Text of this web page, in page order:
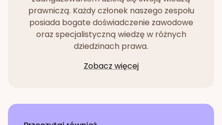
prawniczą. Każdy członek naszego zespołu
posiada bogate doświadczenie zawodowe
oraz specjalistyczną wiedzę w różnych
dziedzinach prawa.
Zobacz więcej